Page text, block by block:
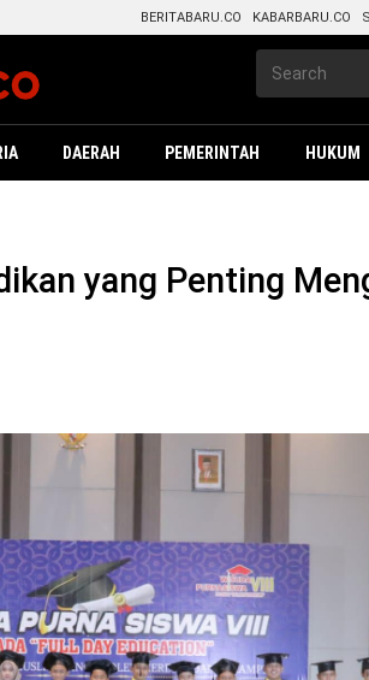
BERITABARU.CO KABARBARU.CO
DAERAH PEMERINTAH HUKUM
yang Penting